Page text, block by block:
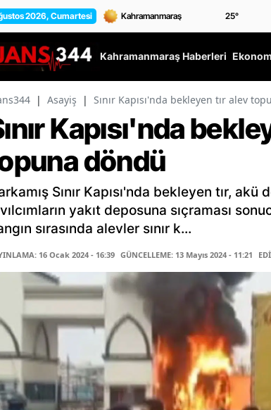
2026, Cumartesi 25°
Kahramanmaraş Haberleri
| Asayiş | Sınır Kapısı'nda bekleyen tır alev
Kapısı'nda
döndü
Sınır Kapısı'nda bekleyen tır, akü
yakıt deposuna sıçraması
sırasında alevler sınır k...
16 Ocak 2024 - 16:39 GÜNCELLEME: 13 Mayıs 2024 - 11:21